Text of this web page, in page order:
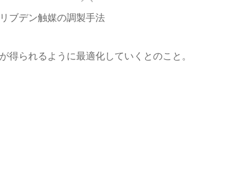
ブデン触媒の調製手法
られるように最適化していくとのこと。